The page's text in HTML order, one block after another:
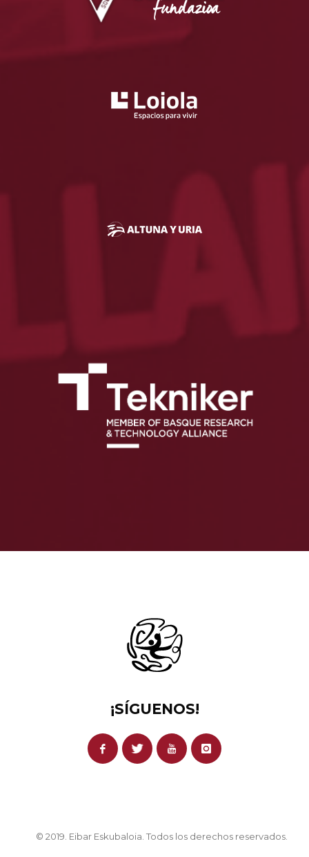
¡SÍGUENOS!
© 2019. Eibar Eskubaloia. Todos los derechos reservados.